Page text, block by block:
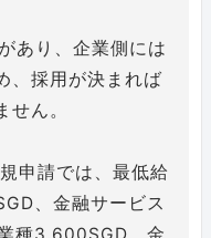
あり、企業側には
、採用が決まれば
ん。
申請では、最低給
、金融サービス